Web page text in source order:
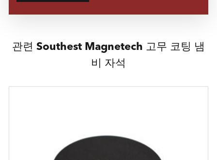
관련 Southest Magnetech 고무 코팅 냄
비 자석